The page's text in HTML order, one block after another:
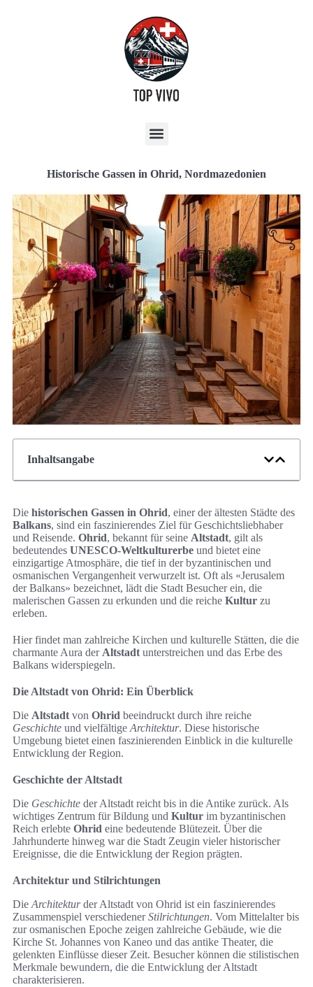
Historische Gassen in Ohrid, Nordmazedonien
Inhaltsangabe
Die historischen Gassen in Ohrid, einer der ältesten Städte des
Balkans, sind ein faszinierendes Ziel für Geschichtsliebhaber
und Reisende. Ohrid, bekannt für seine Altstadt, gilt als
bedeutendes UNESCO-Weltkulturerbe und bietet eine
einzigartige Atmosphäre, die tief in der byzantinischen und
osmanischen Vergangenheit verwurzelt ist. Oft als «Jerusalem
der Balkans» bezeichnet, lädt die Stadt Besucher ein, die
malerischen Gassen zu erkunden und die reiche Kultur zu
erleben.
Hier findet man zahlreiche Kirchen und kulturelle Stätten, die die
charmante Aura der Altstadt unterstreichen und das Erbe des
Balkans widerspiegeln.
Die Altstadt von Ohrid: Ein Überblick
Die Altstadt von Ohrid beeindruckt durch ihre reiche
Geschichte und vielfältige Architektur. Diese historische
Umgebung bietet einen faszinierenden Einblick in die kulturelle
Entwicklung der Region.
Geschichte der Altstadt
Die Geschichte der Altstadt reicht bis in die Antike zurück. Als
wichtiges Zentrum für Bildung und Kultur im byzantinischen
Reich erlebte Ohrid eine bedeutende Blütezeit. Über die
Jahrhunderte hinweg war die Stadt Zeugin vieler historischer
Ereignisse, die die Entwicklung der Region prägten.
Architektur und Stilrichtungen
Die Architekturder Altstadt von Ohrid ist ein faszinierendes
Zusammenspiel verschiedenerStilrichtungen. Vom Mittelalter bis
zur osmanischen Epoche zeigen zahlreiche Gebäude, wie die
Kirche St. Johannes von Kaneo und das antike Theater, die
gelenkten Einflüsse dieser Zeit. Besucher können die stilistischen
Merkmale bewundern, die die Entwicklung der Altstadt
charakterisieren.